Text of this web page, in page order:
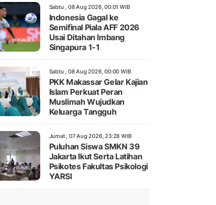
Sabtu , 08 Aug 2026, 00:01 WIB
Indonesia Gagal ke
Semifinal Piala AFF 2026
Usai Ditahan Imbang
Singapura 1-1
Sabtu , 08 Aug 2026, 00:00 WIB
PKK Makassar Gelar Kajian
Islam Perkuat Peran
Muslimah Wujudkan
Keluarga Tangguh
Jumat , 07 Aug 2026, 23:28 WIB
Puluhan Siswa SMKN 39
Jakarta Ikut Serta Latihan
Psikotes Fakultas Psikologi
YARSI